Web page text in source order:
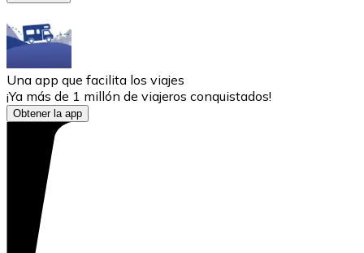
Una app que facilita los viajes
¡Ya más de 1 millón de viajeros conquistados!
Obtener la app